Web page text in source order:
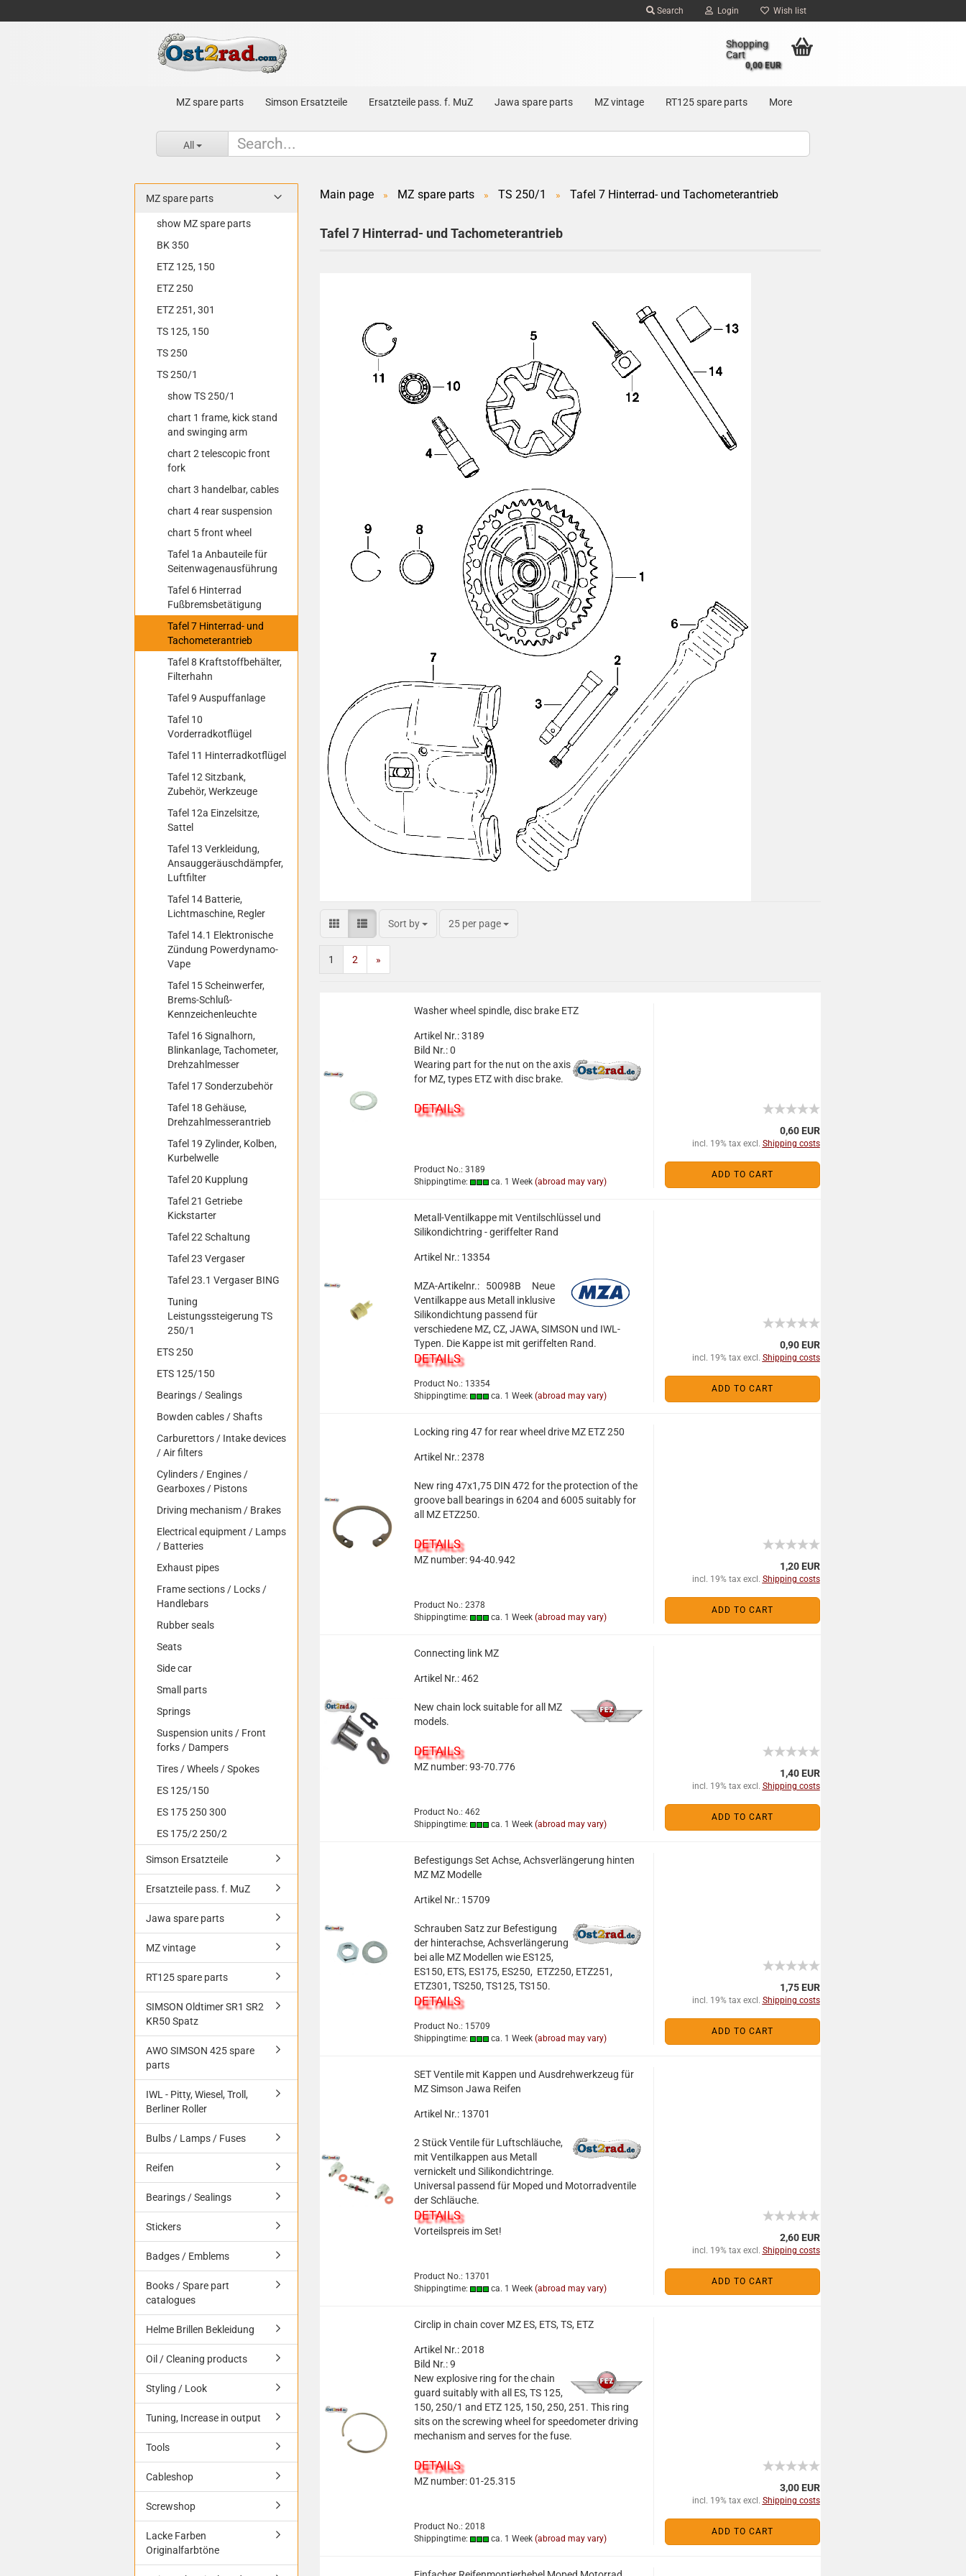
Search Login
Forgot password?
Wish list
Shopping
Cart
0,00 EUR
MZ spare parts Simson Ersatzteile Ersatzteile pass. f. MuZ Jawa spare parts MZ vintage RT125 spare parts More
All
Main page » MZ spare parts » TS 250/1 » Tafel 7 Hinterrad- und Tachometerantrieb
Tafel 7 Hinterrad- und Tachometerantrieb
Sort by 25 per page
1 2 »
Washer wheel spindle, disc brake ETZ
Artikel Nr.: 3189
Bild Nr.: 0
Wearing part for the nut on the axis
for MZ, types ETZ with disc brake.
DETAILS
Product No.: 3189
Shippingtime:
ca. 1 Week (abroad may vary)
0,60 EUR
incl. 19% tax excl. Shipping costs
ADD TO CART
Metall-Ventilkappe mit Ventilschlüssel und
Silikondichtring - geriffelter Rand
Artikel Nr.: 13354
MZA-Artikelnr.: 50098B
Neue
Ventilkappe aus Metall inklusive
Silikondichtung passend für
verschiedene MZ, CZ, JAWA, SIMSON und IWL-
Typen. Die Kappe ist mit geriffelten Rand.
DETAILS
Product No.: 13354
Shippingtime:
ca. 1 Week (abroad may vary)
0,90 EUR
incl. 19% tax excl. Shipping costs
ADD TO CART
Locking ring 47 for rear wheel drive MZ ETZ 250
Artikel Nr.: 2378
New ring 47x1,75 DIN 472 for the protection of the
groove ball bearings in 6204 and 6005 suitably for
all MZ ETZ250.
DETAILS
MZ number: 94-40.942
Product No.: 2378
Shippingtime:
ca. 1 Week (abroad may vary)
1,20 EUR
incl. 19% tax excl. Shipping costs
ADD TO CART
Connecting link MZ
Artikel Nr.: 462
New chain lock suitable for all MZ
models.
DETAILS
MZ number: 93-70.776
Product No.: 462
Shippingtime:
ca. 1 Week (abroad may vary)
1,40 EUR
incl. 19% tax excl. Shipping costs
ADD TO CART
Befestigungs Set Achse, Achsverlängerung hinten
MZ MZ Modelle
Artikel Nr.: 15709
Schrauben Satz zur Befestigung
der hinterachse, Achsverlängerung
bei alle MZ Modellen wie ES125,
ES150, ETS, ES175, ES250, ETZ250, ETZ251,
ETZ301, TS250, TS125, TS150.
DETAILS
Product No.: 15709
Shippingtime:
ca. 1 Week (abroad may vary)
1,75 EUR
incl. 19% tax excl. Shipping costs
ADD TO CART
SET Ventile mit Kappen und Ausdrehwerkzeug für
MZ Simson Jawa Reifen
Artikel Nr.: 13701
2 Stück Ventile für Luftschläuche,
mit Ventilkappen aus Metall
vernickelt und Silikondichtringe.
Universal passend für Moped und Motorradventile
der Schläuche.
DETAILS
Vorteilspreis im Set!
Product No.: 13701
Shippingtime:
ca. 1 Week (abroad may vary)
2,60 EUR
incl. 19% tax excl. Shipping costs
ADD TO CART
Circlip in chain cover MZ ES, ETS, TS, ETZ
Artikel Nr.: 2018
Bild Nr.: 9
New explosive ring for the chain
guard suitably with all ES, TS 125,
150, 250/1 and ETZ 125, 150, 250, 251. This ring
sits on the screwing wheel for speedometer driving
mechanism and serves for the fuse.
DETAILS
MZ number: 01-25.315
Product No.: 2018
Shippingtime:
ca. 1 Week (abroad may vary)
3,00 EUR
incl. 19% tax excl. Shipping costs
ADD TO CART
MZ spare parts
show MZ spare parts
BK 350
ETZ 125, 150
ETZ 250
ETZ 251, 301
TS 125, 150
TS 250
TS 250/1
show TS 250/1
chart 1 frame, kick stand
and swinging arm
chart 2 telescopic front
fork
chart 3 handelbar, cables
chart 4 rear suspension
chart 5 front wheel
Tafel 1a Anbauteile für
Seitenwagenausführung
Tafel 6 Hinterrad
Fußbremsbetätigung
Tafel 7 Hinterrad- und
Tachometerantrieb
Tafel 8 Kraftstoffbehälter,
Filterhahn
Tafel 9 Auspuffanlage
Tafel 10
Vorderradkotflügel
Tafel 11 Hinterradkotflügel
Tafel 12 Sitzbank,
Zubehör, Werkzeuge
Tafel 12a Einzelsitze,
Sattel
Tafel 13 Verkleidung,
Ansauggeräuschdämpfer,
Luftfilter
Tafel 14 Batterie,
Lichtmaschine, Regler
Tafel 14.1 Elektronische
Zündung Powerdynamo-
Vape
Tafel 15 Scheinwerfer,
Brems-Schluß-
Kennzeichenleuchte
Tafel 16 Signalhorn,
Blinkanlage, Tachometer,
Drehzahlmesser
Tafel 17 Sonderzubehör
Tafel 18 Gehäuse,
Drehzahlmesserantrieb
Tafel 19 Zylinder, Kolben,
Kurbelwelle
Tafel 20 Kupplung
Tafel 21 Getriebe
Kickstarter
Tafel 22 Schaltung
Tafel 23 Vergaser
Tafel 23.1 Vergaser BING
Tuning
Leistungssteigerung TS
250/1
ETS 250
ETS 125/150
Bearings / Sealings
Bowden cables / Shafts
Carburettors / Intake devices
/ Air filters
Cylinders / Engines /
Gearboxes / Pistons
Driving mechanism / Brakes
Electrical equipment / Lamps
/ Batteries
Exhaust pipes
Frame sections / Locks /
Handlebars
Rubber seals
Seats
Side car
Small parts
Springs
Suspension units / Front
forks / Dampers
Tires / Wheels / Spokes
ES 125/150
ES 175 250 300
ES 175/2 250/2
Simson Ersatzteile
Ersatzteile pass. f. MuZ
Jawa spare parts
MZ vintage
RT125 spare parts
SIMSON Oldtimer SR1 SR2
KR50 Spatz
AWO SIMSON 425 spare
parts
IWL - Pitty, Wiesel, Troll,
Berliner Roller
Bulbs / Lamps / Fuses
Reifen
Bearings / Sealings
Stickers
Badges / Emblems
Books / Spare part
catalogues
Helme Brillen Bekleidung
Oil / Cleaning products
Styling / Look
Tuning, Increase in output
Tools
Cableshop
Screwshop
Lacke Farben
Originalfarbtöne